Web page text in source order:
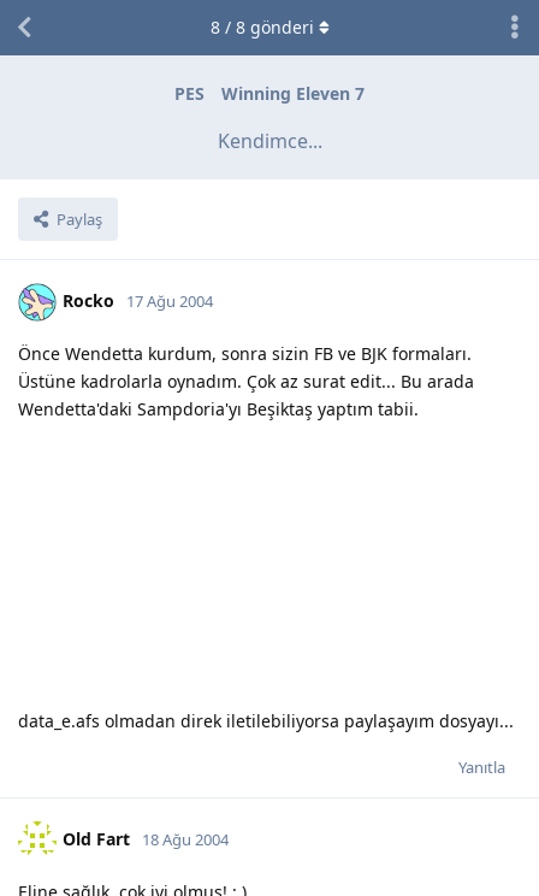
PES Winning Eleven 7
Kendimce...
Paylaş
8/ 8gönderi
Rocko 17 Ağu 2004
Önce Wendetta kurdum, sonra sizin FB ve BJK formaları.
Üstüne kadrolarla oynadım. Çok az surat edit... Bu arada
Wendetta'daki Sampdoria'yı Beşiktaş yaptım tabii.
data_e.afs olmadan direk iletilebiliyorsa paylaşayım dosyayı...
Yanıtla
Old Fart 18 Ağu 2004